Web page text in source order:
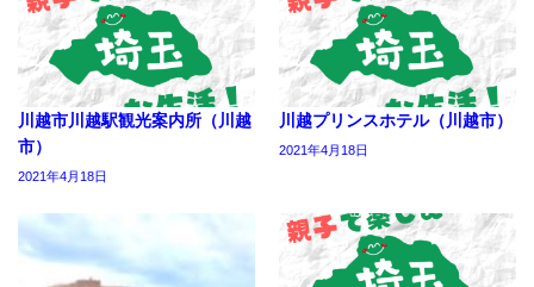
川越市川越駅観光案内所（川越
市）
2021年4月18日
川越プリンスホテル（川越市）
2021年4月18日